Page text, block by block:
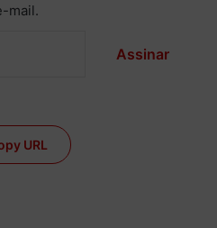
mail.
Assinar
URL